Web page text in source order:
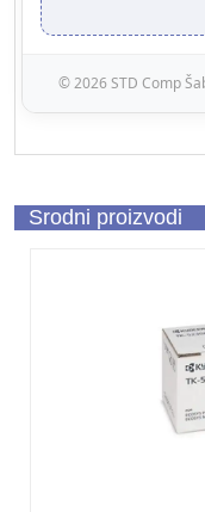
© 2026 STD Comp
Srodni proizvodi